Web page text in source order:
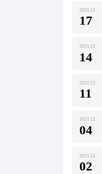
2025.12
17
2025.12
14
2025.12
11
2025.12
04
2025.12
02